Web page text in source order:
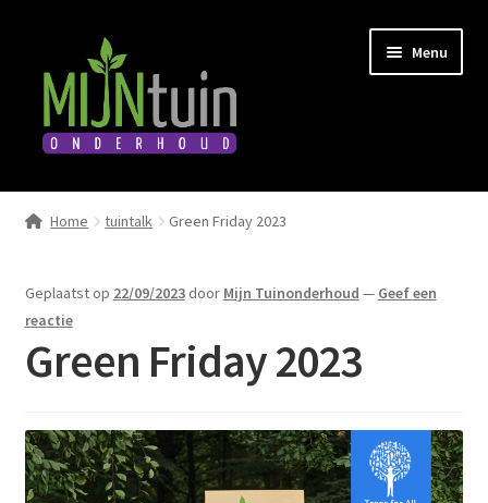
door
naar
navigatie
naar
inhoud
Menu
Home
Winkel
Boeken
Tuintalk
Home tuintalk Green Friday 2023
Geplaatst op 22/09/2023 door Mijn Tuinonderhoud — Geef een
reactie
Green Friday 2023